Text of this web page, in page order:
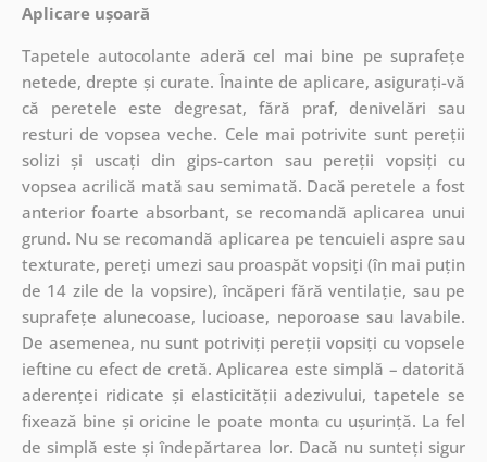
Aplicare ușoară
Tapetele autocolante aderă cel mai bine pe suprafețe
netede, drepte și curate. Înainte de aplicare, asigurați-vă
că peretele este degresat, fără praf, denivelări sau
resturi de vopsea veche. Cele mai potrivite sunt pereții
solizi și uscați din gips-carton sau pereții vopsiți cu
vopsea acrilică mată sau semimată. Dacă peretele a fost
anterior foarte absorbant, se recomandă aplicarea unui
grund. Nu se recomandă aplicarea pe tencuieli aspre sau
texturate, pereți umezi sau proaspăt vopsiți (în mai puțin
de 14 zile de la vopsire), încăperi fără ventilație, sau pe
suprafețe alunecoase, lucioase, neporoase sau lavabile.
De asemenea, nu sunt potriviți pereții vopsiți cu vopsele
ieftine cu efect de cretă. Aplicarea este simplă – datorită
aderenței ridicate și elasticității adezivului, tapetele se
fixează bine și oricine le poate monta cu ușurință. La fel
de simplă este și îndepărtarea lor. Dacă nu sunteți sigur